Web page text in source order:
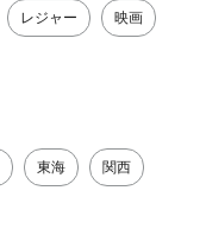
レジャー 映画
東海 関西